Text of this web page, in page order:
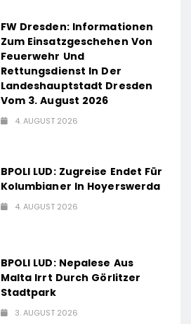
FW Dresden: Informationen
Zum Einsatzgeschehen Von
Feuerwehr Und
Rettungsdienst In Der
Landeshauptstadt Dresden
Vom 3. August 2026
4. AUGUST 2026
BPOLI LUD: Zugreise Endet Für
Kolumbianer In Hoyerswerda
4. AUGUST 2026
BPOLI LUD: Nepalese Aus
Malta Irrt Durch Görlitzer
Stadtpark
3. AUGUST 2026